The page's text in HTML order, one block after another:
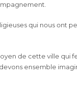
qui nous ont
de cette ville qui
ensemble